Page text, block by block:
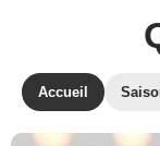
Accueil